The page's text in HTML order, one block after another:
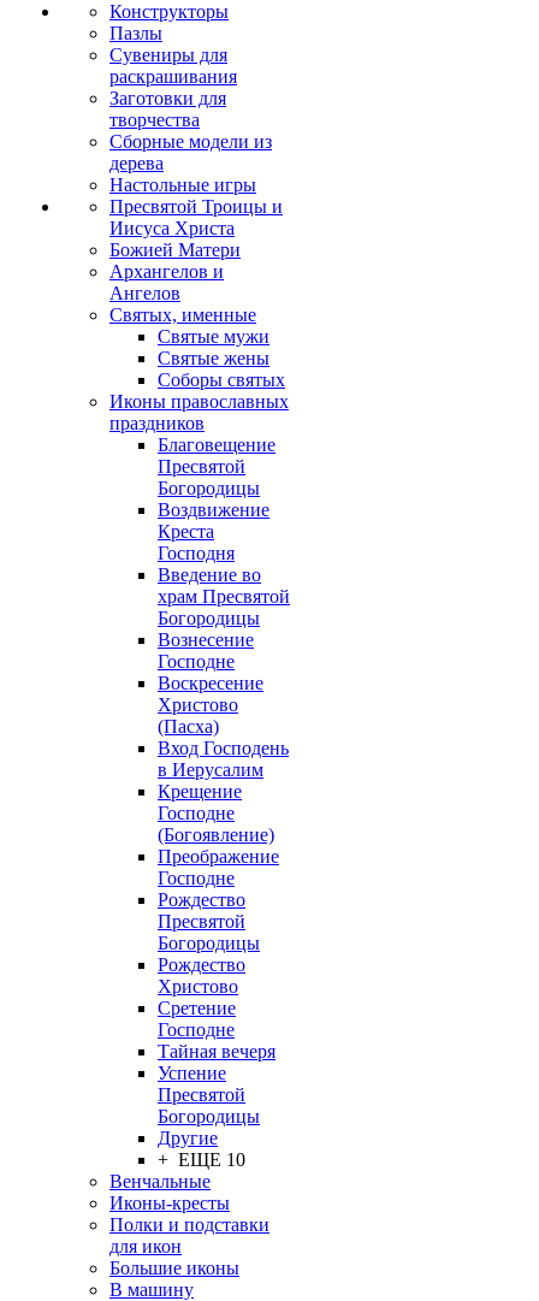
Конструкторы
Пазлы
Сувениры для
раскрашивания
Заготовки для
творчества
Сборные модели из
дерева
Настольные игры
Пресвятой Троицы и
Иисуса Христа
Божией Матери
Архангелов и
Ангелов
Святых, именные
Святые мужи
Святые жены
Соборы святых
Иконы православных
праздников
Благовещение
Пресвятой
Богородицы
Воздвижение
Креста
Господня
Введение во
храм Пресвятой
Богородицы
Вознесение
Господне
Воскресение
Христово
(Пасха)
Вход Господень
в Иерусалим
Крещение
Господне
(Богоявление)
Преображение
Господне
Рождество
Пресвятой
Богородицы
Рождество
Христово
Сретение
Господне
Тайная вечеря
Успение
Пресвятой
Богородицы
Другие
+ ЕЩЕ 10
Венчальные
Иконы-кресты
Полки и подставки
для икон
Большие иконы
В машину